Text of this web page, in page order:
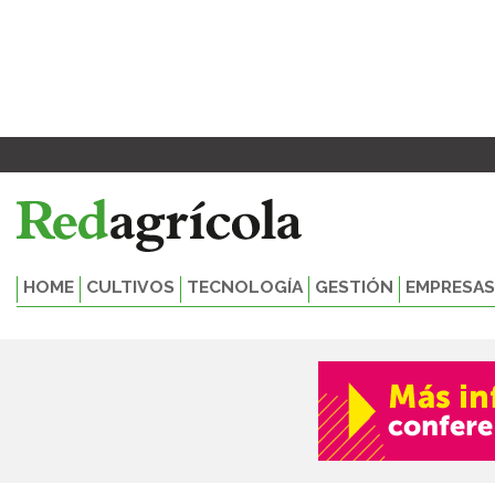
HOME CULTIVOS TECNOLOGÍA GESTIÓN EMPRESAS